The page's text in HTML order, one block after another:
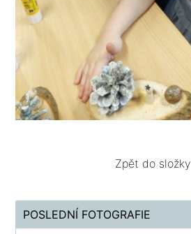
Zpět do složky
POSLEDNÍ FOTOGRAFIE